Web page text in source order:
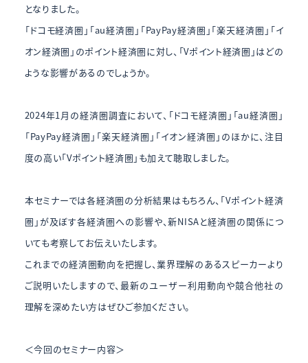
となりました。
「ドコモ経済圏」「au経済圏」「PayPay経済圏」「楽天経済圏」「イ
オン経済圏」のポイント経済圏に対し、「Vポイント経済圏」はどの
ような影響があるのでしょうか。
2024年1月の経済圏調査において、「ドコモ経済圏」「au経済圏」
「PayPay経済圏」「楽天経済圏」「イオン経済圏」のほかに、注目
度の高い「Vポイント経済圏」も加えて聴取しました。
本セミナーでは各経済圏の分析結果はもちろん、「Vポイント経済
圏」が及ぼす各経済圏への影響や、新NISAと経済圏の関係につ
いても考察してお伝えいたします。
これまでの経済圏動向を把握し、業界理解のあるスピーカーより
ご説明いたしますので、最新のユーザー利用動向や競合他社の
理解を深めたい方はぜひご参加ください。
＜今回のセミナー内容＞